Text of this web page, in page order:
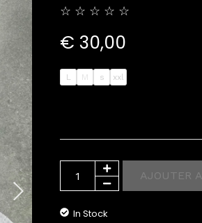
☆ ☆ ☆ ☆ ☆
€ 30,00
L M s xxl
quantité
GRIS
AJOUTER
In Stock